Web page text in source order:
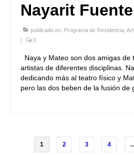
Nayarit
publicado en: Programa de Residencia
|
0
Naya y Mateo son dos amigas de
artistas de diferentes disciplinas.
dedicando más al teatro físico y
pero las dos beben de la fusión de
Navegación
1 2 3 4